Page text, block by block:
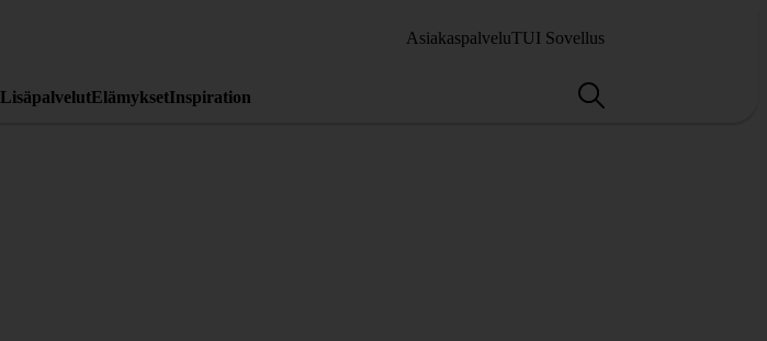
AsiakaspalveluTUI Sovellus
LisäpalvelutElämyksetInspiration